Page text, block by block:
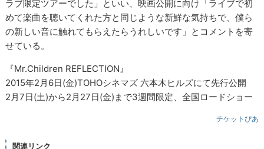
ラブ限定ツアーでした」といい、映画公開に向け「ライブで初
めて楽曲を聴いてくれた方と同じような新鮮な気持ちで、僕ら
の新しい音に触れてもらえたらうれしいです」とコメントを寄
せている。
『Mr.Children REFLECTION』
2015年2月6日(金)TOHOシネマズ 六本木ヒルズにて先行公開
2月7日(土)から2月27日(金)まで3週間限定、全国ロードショー
チケットぴあ
関連リンク